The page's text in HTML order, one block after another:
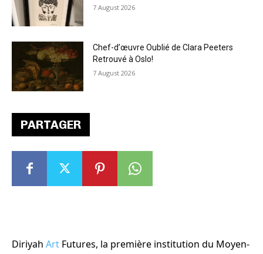
PARTAGER
Diriyah Art Futures, la première institution du Moyen-
7 August 2026
Chef-d’œuvre Oublié de Clara Peeters
Retrouvé à Oslo!
7 August 2026